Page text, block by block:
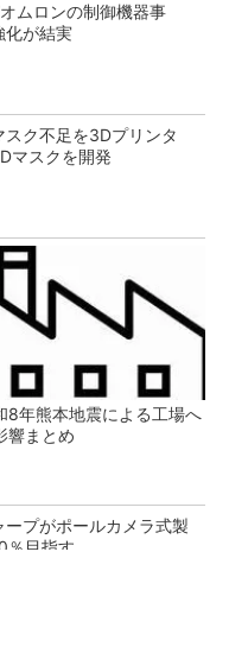
ムロンの制御機器事
化が結実
ク不足を3Dプリンタ
マスクを開発
8年熊本地震による工場へ
響まとめ
プがポールカメラ式製
目指す